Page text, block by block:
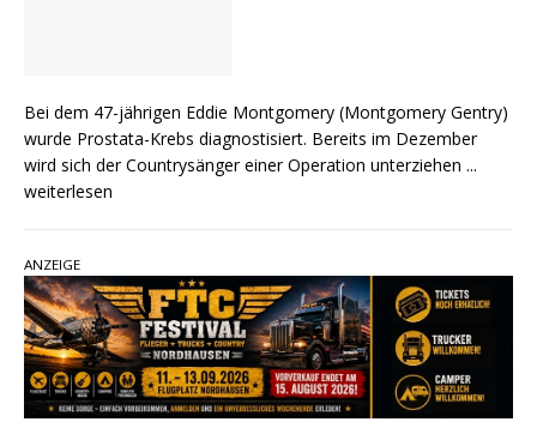
Bei dem 47-jährigen Eddie Montgomery (Montgomery Gentry)
wurde Prostata-Krebs diagnostisiert. Bereits im Dezember
wird sich der Countrysänger einer Operation unterziehen ...
weiterlesen
ANZEIGE